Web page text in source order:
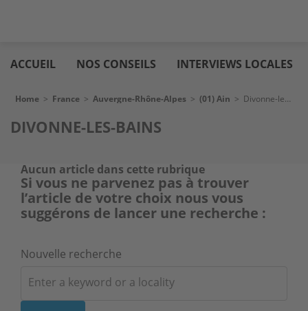
main
immo
ACCUEIL NOS CONSEILS INTERVIEWS LOCALES
Breadcrumb
Home > France > Auvergne-Rhône-Alpes > (01) Ain > Divonne-les-Bains
DIVONNE-LES-BAINS
Aucun article dans cette rubrique
Si vous ne parvenez pas à trouver
l’article de votre choix nous vous
suggérons de lancer une recherche :
Nouvelle recherche